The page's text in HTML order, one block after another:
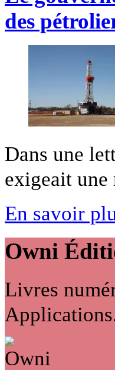
des
Dans une
exigeait
En savoir
Owni
Livres